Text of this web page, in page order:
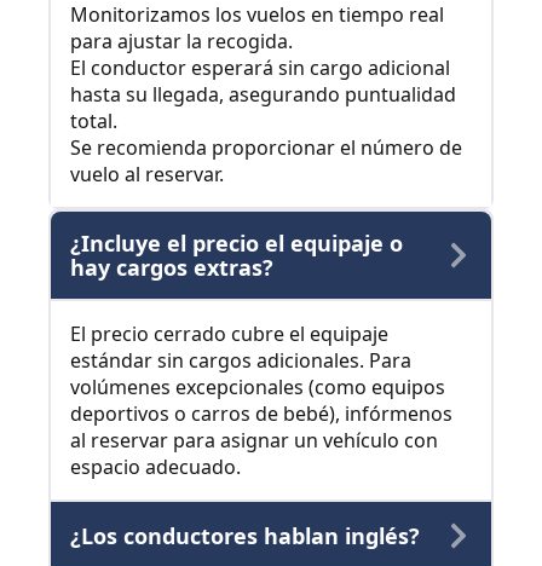
Monitorizamos los vuelos en tiempo real
para ajustar la recogida.
El conductor esperará sin cargo adicional
hasta su llegada, asegurando puntualidad
total.
Se recomienda proporcionar el número de
vuelo al reservar.
¿Incluye el precio el equipaje o
hay cargos extras?
El precio cerrado cubre el equipaje
estándar sin cargos adicionales. Para
volúmenes excepcionales (como equipos
deportivos o carros de bebé), infórmenos
al reservar para asignar un vehículo con
espacio adecuado.
¿Los conductores hablan inglés?